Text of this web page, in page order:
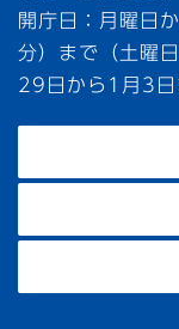
開庁日：月曜日
分）まで（土曜
29日から1月3日